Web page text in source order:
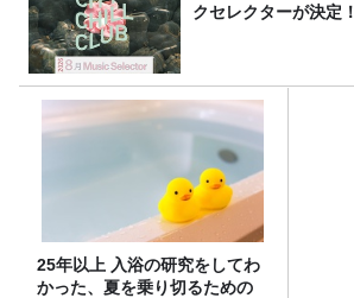
クセレクターが決定！
25年以上 入浴の研究をしてわ
かった、夏を乗り切るための